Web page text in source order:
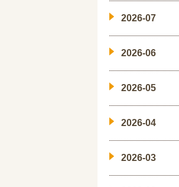
2026-07
2026-06
2026-05
2026-04
2026-03